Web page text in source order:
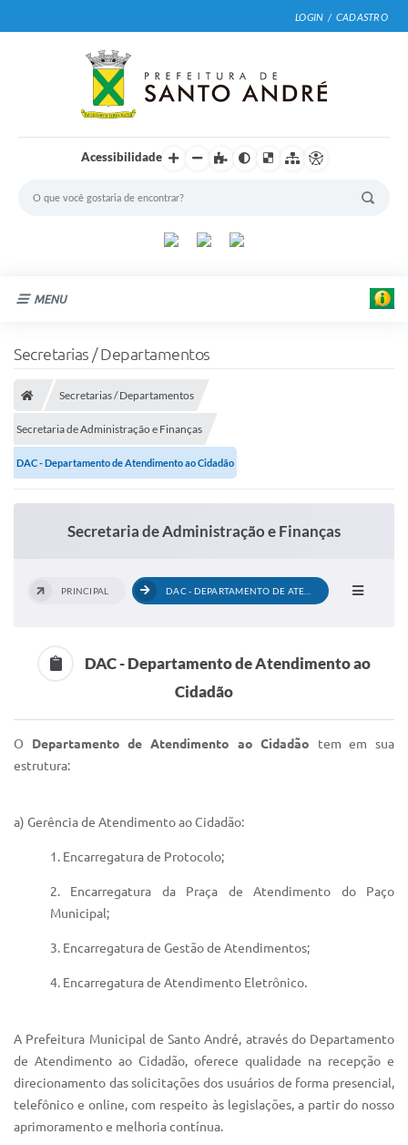
LOGIN / CADASTRO
Acessibilidade
MENU
Transparência
Contratos
Sabina
FAQ - Perguntas Frequentes
Lei de acesso à informação
Lista de Comorbidades
Mobilidade Urbana Sustentável
Passe Escolar
Parque Escola
Portal da Educação
Secretarias / Departamentos
Secretarias / Departamentos
Secretaria de Administração e Finanças
DAC - Departamento de Atendimento ao Cidadão
Secretaria de Administração e Finanças
PRINCIPAL
DAC - Departamento de Atendimento ao
Cidadão
O ​ Departamento de Atendimento ao Cidadão tem em sua
estrutura:
a) Gerência de Atendimento ao Cidadão:
1. Encarregatura de Protocolo;
2. Encarregatura da Praça de Atendimento do Paço
Municipal;
3. Encarregatura de Gestão de Atendimentos;
4. Encarregatura de Atendimento Eletrônico.
A Prefeitura Municipal de Santo André, através do Departamento
de Atendimento ao Cidadão, oferece qualidade na recepção e
direcionamento das solicitações dos usuários de forma presencial,
telefônico e online, com respeito às legislações, a partir do nosso
aprimoramento e melhoria contínua.